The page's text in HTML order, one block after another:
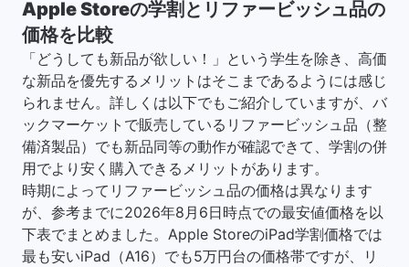
Apple Storeの学割とリファービッシュ品の
価格を比較
「どうしても新品が欲しい！」という学生を除き、高価
な新品を優先するメリットはそこまであるようには感じ
られません。詳しくは以下でもご紹介していますが、バ
ックマーケットで販売しているリファービッシュ品（整
備済製品）でも新品同等の動作が確認できて、学割の併
用でより安く購入できるメリットがあります。
時期によってリファービッシュ品の価格は異なります
が、参考までに2026年8月6日時点での最安値価格を以
下表でまとめました。Apple StoreのiPad学割価格では
最も安いiPad（A16）でも5万円台の価格帯ですが、リ